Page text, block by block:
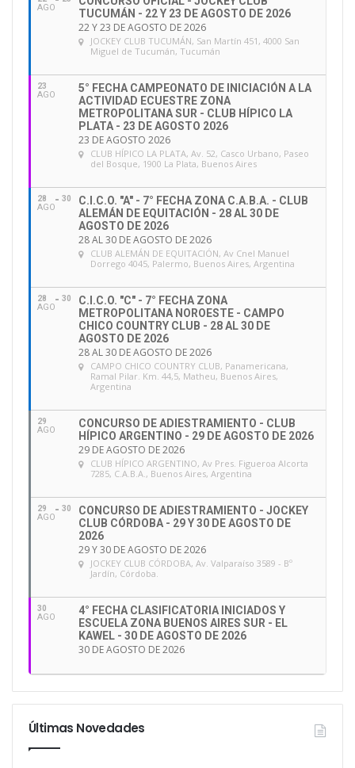
AGO
TUCUMÁN - 22 Y 23 DE AGOSTO DE 2026
22 Y 23 DE AGOSTO DE 2026
JOCKEY CLUB TUCUMÁN, San Martín 451, 4000 San
Miguel de Tucumán, Tucumán
23
AGO
5° FECHA CAMPEONATO DE INICIACIÓN A LA
ACTIVIDAD ECUESTRE ZONA
METROPOLITANA SUR - CLUB HÍPICO LA
PLATA - 23 DE AGOSTO 2026
23 DE AGOSTO 2026
CLUB HÍPICO LA PLATA, Av. 52, Casco Urbano, Paseo
del Bosque, 1900 La Plata, Buenos Aires
28
AGO
30
C.I.C.O. "A" - 7° FECHA ZONA C.A.B.A. - CLUB
ALEMÁN DE EQUITACIÓN - 28 AL 30 DE
AGOSTO DE 2026
28 AL 30 DE AGOSTO DE 2026
CLUB ALEMÁN DE EQUITACIÓN, Av Cnel Manuel
Dorrego 4045, Palermo, Buenos Aires, Argentina
28
AGO
30
C.I.C.O. "C" - 7° FECHA ZONA
METROPOLITANA NOROESTE - CAMPO
CHICO COUNTRY CLUB - 28 AL 30 DE
AGOSTO DE 2026
28 AL 30 DE AGOSTO DE 2026
CAMPO CHICO COUNTRY CLUB, Panamericana,
Ramal Pilar. Km. 44,5, Matheu, Buenos Aires,
Argentina
29
AGO
CONCURSO DE ADIESTRAMIENTO - CLUB
HÍPICO ARGENTINO - 29 DE AGOSTO DE 2026
29 DE AGOSTO DE 2026
CLUB HÍPICO ARGENTINO, Av Pres. Figueroa Alcorta
7285, C.A.B.A., Buenos Aires, Argentina
29
AGO
30
CONCURSO DE ADIESTRAMIENTO - JOCKEY
CLUB CÓRDOBA - 29 Y 30 DE AGOSTO DE
2026
29 Y 30 DE AGOSTO DE 2026
JOCKEY CLUB CÓRDOBA, Av. Valparaíso 3589 - Bº
Jardín, Córdoba.
30
AGO
4° FECHA CLASIFICATORIA INICIADOS Y
ESCUELA ZONA BUENOS AIRES SUR - EL
KAWEL - 30 DE AGOSTO DE 2026
30 DE AGOSTO DE 2026
Últimas Novedades